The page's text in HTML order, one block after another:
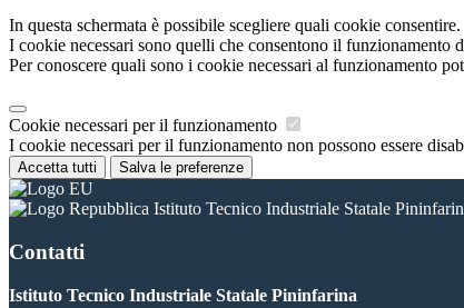
In questa schermata è possibile scegliere quali cookie consentire.
I cookie necessari sono quelli che consentono il funzionamento
Per conoscere quali sono i cookie necessari al funzionamento
Cookie necessari per il funzionamento
I cookie necessari per il funzionamento non possono essere
Accetta tutti Salva le preferenze
Istituto Tecnico Industriale Statale
Contatti
Istituto Tecnico Industriale Statale Pininfarina